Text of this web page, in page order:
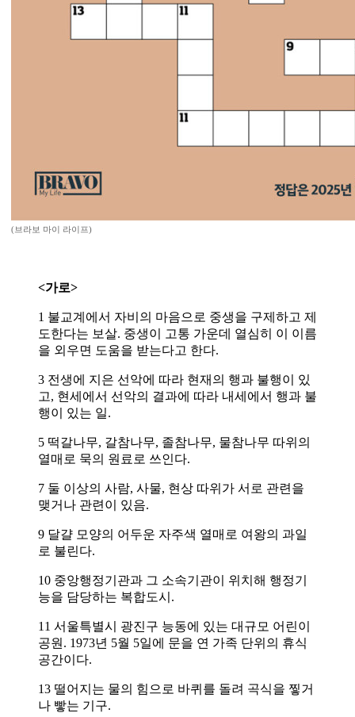
(브라보 마이 라이프)
<가로>
1 불교계에서 자비의 마음으로 중생을 구제하고 제
도한다는 보살. 중생이 고통 가운데 열심히 이 이름
을 외우면 도움을 받는다고 한다.
3 전생에 지은 선악에 따라 현재의 행과 불행이 있
고, 현세에서 선악의 결과에 따라 내세에서 행과 불
행이 있는 일.
5 떡갈나무, 갈참나무, 졸참나무, 물참나무 따위의
열매로 묵의 원료로 쓰인다.
7 둘 이상의 사람, 사물, 현상 따위가 서로 관련을
맺거나 관련이 있음.
9 달걀 모양의 어두운 자주색 열매로 여왕의 과일
로 불린다.
10 중앙행정기관과 그 소속기관이 위치해 행정기
능을 담당하는 복합도시.
11 서울특별시 광진구 능동에 있는 대규모 어린이
공원. 1973년 5월 5일에 문을 연 가족 단위의 휴식
공간이다.
13 떨어지는 물의 힘으로 바퀴를 돌려 곡식을 찧거
나 빻는 기구.